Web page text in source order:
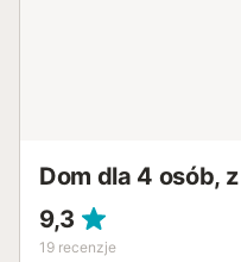
Dom dla 4 osób,
9,3
19 recenzje